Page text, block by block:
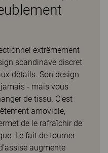
extrêmement
scandinave discret
détails. Son design
- mais vous
de tissu. C’est
amovible,
de le rafraîchir de
Le fait de tourner
augmente